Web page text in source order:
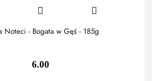
Noteci - Bogata w Gęś - 185g
6.00